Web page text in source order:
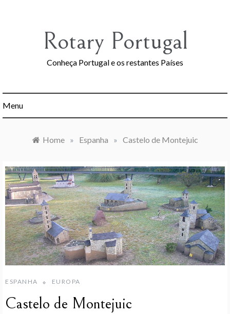
Rotary Portugal
Conheça Portugal e os restantes Países
Menu
Home » Espanha » Castelo de Montejuic
ESPANHA EUROPA
Castelo de Montejuic